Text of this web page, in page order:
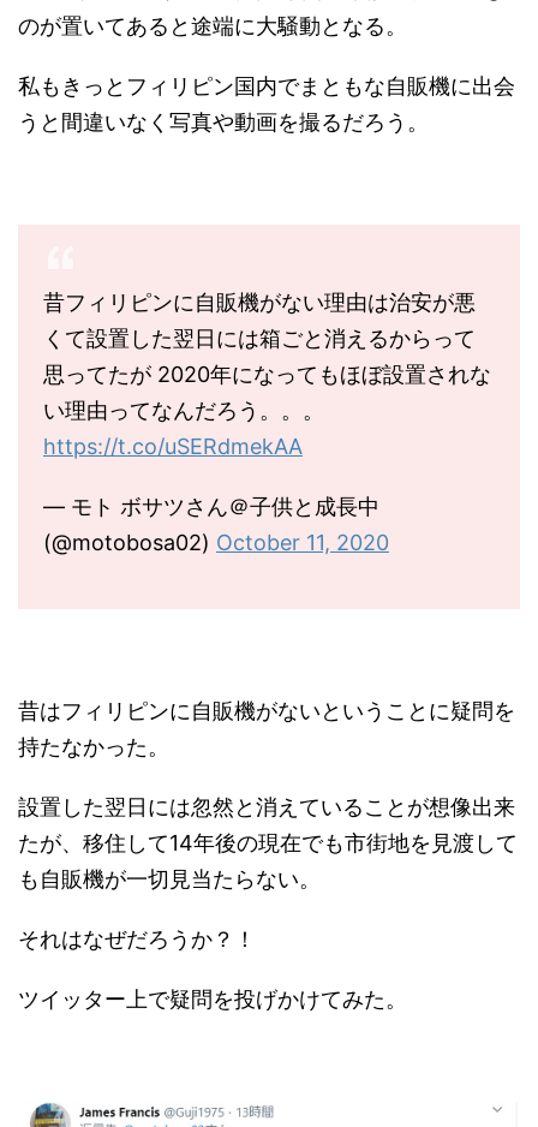
のが置いてあると途端に大騒動となる。
私もきっとフィリピン国内でまともな自販機に出会
うと間違いなく写真や動画を撮るだろう。
昔フィリピンに自販機がない理由は治安が悪
くて設置した翌日には箱ごと消えるからって
思ってたが 2020年になってもほぼ設置されな
い理由ってなんだろう。。。
https://t.co/uSERdmekAA
— モト ボサツさん＠子供と成長中
(@motobosa02) October 11, 2020
昔はフィリピンに自販機がないということに疑問を
持たなかった。
設置した翌日には忽然と消えていることが想像出来
たが、移住して14年後の現在でも市街地を見渡して
も自販機が一切見当たらない。
それはなぜだろうか？！
ツイッター上で疑問を投げかけてみた。